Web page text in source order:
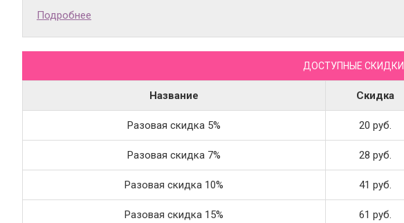
Подробнее
ДОСТУПНЫЕ СКИДКИ
Название Скидка
Разовая скидка 5% 20 руб.
Разовая скидка 7% 28 руб.
Разовая скидка 10% 41 руб.
Разовая скидка 15% 61 руб.